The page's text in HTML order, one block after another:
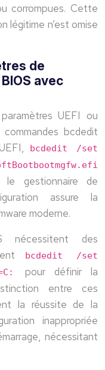
corrompues. Cette
légitime n’est omise
de
avec
UEFI ou
bcdedit
bcdedit /set
gestionnaire de
assure la
moderne.
nécessitent des
bcdedit /set
pour définir la
entre ces
la réussite de la
inappropriée
nécessitant